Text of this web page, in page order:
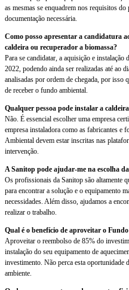
as mesmas se enquadrem nos requisitos
documentação necessária.
Como posso apresentar a candidatura
caldeira ou recuperador a biomassa?
Para se candidatar, a aquisição e
2022, podendo ainda ser realizadas até ao
analisadas por ordem de chegada, por isso
de receber o fundo ambiental.
Qualquer pessoa pode instalar a
Não. É essencial escolher uma empresa
empresa instaladora como as fabricantes e
Ambiental devem estar inscritas nas
intervenção.
A Sanitop pode ajudar-me na escolha
Os profissionais da Sanitop são altamente
para encontrar a solução e o equipamento
necessidades. Além disso, ajudamos a
realizar o trabalho.
Qual é o benefício de aproveitar o
Aproveitar o reembolso de 85% do
instalação do seu equipamento de
investimento. Não perca esta oportunidade
ambiente.